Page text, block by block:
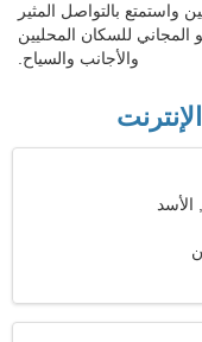
واستمتع بالتواصل المثير
المجاني للسكان المحليين
والأجانب والسياح.